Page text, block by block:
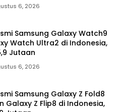
6, 2026
Samsung Galaxy Watch9
Watch Ultra2 di Indonesia,
Jutaan
6, 2026
Samsung Galaxy Z Fold8
Galaxy Z Flip8 di Indonesia,